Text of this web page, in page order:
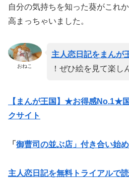
自分の気持ちを知った葵がこれ
高まっちゃいました。
おねこ
主人恋日記をまんが
！ぜひ絵を見て楽し
【まんが王国】★お得感No.1★
クサイト
「 御曹司の並ぶ店」付き合い始
主人恋日記を無料トライアルで